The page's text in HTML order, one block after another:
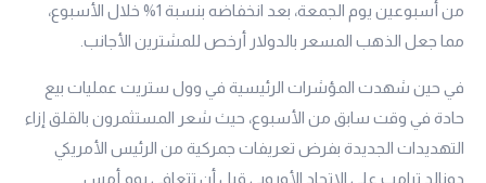
من أسبوعين يوم الجمعة، بعد انخفاضه بنسبة 1% خلال الأسبوع،
مما جعل الذهب المسعر بالدولار أرخص للمشترين الأجانب.
في حين شهدت المؤشرات الرئيسية في وول ستريت عمليات بيع
حادة في وقت سابق من الأسبوع، حيث شعر المستثمرون بالقلق إزاء
التهديدات الجديدة بفرض تعريفات جمركية من الرئيس الأمريكي
دونالد ترامب على الاتحاد الأوروبي قبل أن تتعافى يوم أمس.